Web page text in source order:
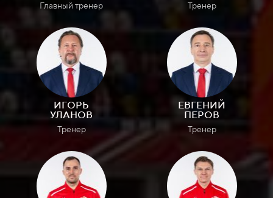
Главный тренер Тренер
ИГОРЬ
УЛАНОВ
Тренер
ЕВГЕНИЙ
ПЕРОВ
Тренер